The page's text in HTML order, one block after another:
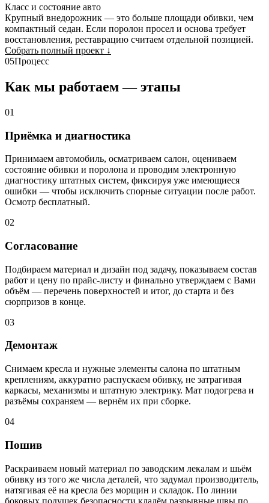
Класс и состояние авто
Крупный внедорожник — это больше площади обивки, чем
компактный седан. Если поролон просел и основа требует
восстановления, реставрацию считаем отдельной позицией.
Собрать полный проект ↓
05Процесс
Как мы работаем — этапы
01
Приёмка и диагностика
Принимаем автомобиль, осматриваем салон, оцениваем
состояние обивки и поролона и проводим электронную
диагностику штатных систем, фиксируя уже имеющиеся
ошибки — чтобы исключить спорные ситуации после работ.
Осмотр бесплатный.
02
Согласование
Подбираем материал и дизайн под задачу, показываем состав
работ и цену по прайс-листу и финально утверждаем с Вами
объём — перечень поверхностей и итог, до старта и без
сюрпризов в конце.
03
Демонтаж
Снимаем кресла и нужные элементы салона по штатным
креплениям, аккуратно распускаем обивку, не затрагивая
каркасы, механизмы и штатную электрику. Мат подогрева и
разъёмы сохраняем — вернём их при сборке.
04
Пошив
Раскраиваем новый материал по заводским лекалам и шьём
обивку из того же числа деталей, что задумал производитель,
натягивая её на кресла без морщин и складок. По линии
боковых подушек безопасности кладём разрывные швы по